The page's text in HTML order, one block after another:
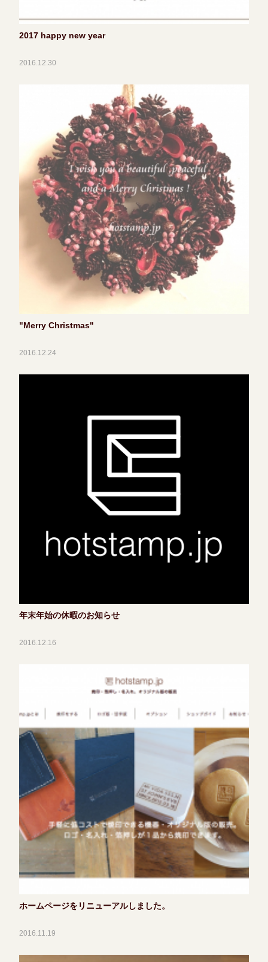
2017 happy new year
2016.12.30
"Merry Christmas"
2016.12.24
年末年始の休暇のお知らせ
2016.12.16
ホームページをリニューアルしました。
2016.11.19